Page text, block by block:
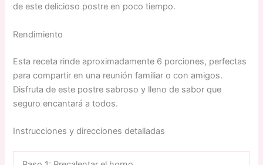
de este delicioso postre en poco tiempo.
Rendimiento
Esta receta rinde aproximadamente 6 porciones, perfectas
para compartir en una reunión familiar o con amigos.
Disfruta de este postre sabroso y lleno de sabor que
seguro encantará a todos.
Instrucciones y direcciones detalladas